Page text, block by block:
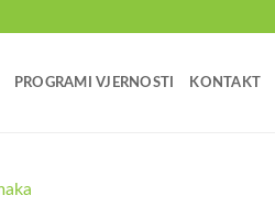
PROGRAMI VJERNOSTI KONTAKT